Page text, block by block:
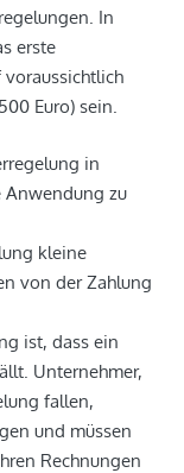
In
erste
voraussichtlich
Euro) sein.
in
Anwendung zu
kleine
von der Zahlung
ist, dass ein
Unternehmer,
fallen,
und müssen
Rechnungen